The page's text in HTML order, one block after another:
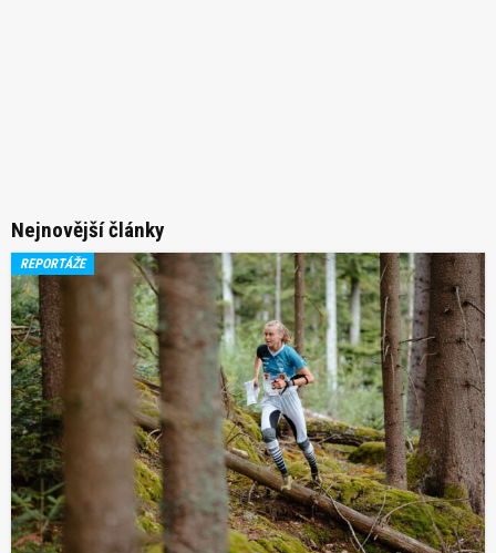
Nejnovější články
REPORTÁŽE